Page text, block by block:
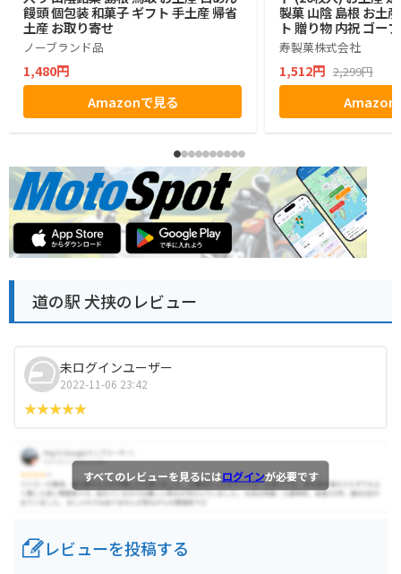
饅頭 個包装 和菓子 ギフト 手土産 帰省
土産 お取り寄せ
ノーブランド品
1,480円
Amazonで見る
製菓 山陰 島根 お土
ト 贈り物 内祝 ゴー
寿製菓株式会社
1,512円 2,299円
Amazon
道の駅 犬挟のレビュー
未ログインユーザー
2022-11-06 23:42
すべてのレビューを見るにはログインが必要です
レビューを投稿する